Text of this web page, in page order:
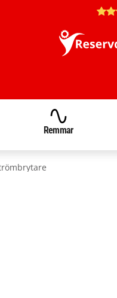
Remmar